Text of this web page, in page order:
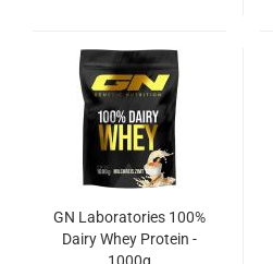
GN Laboratories 100%
Dairy Whey Protein -